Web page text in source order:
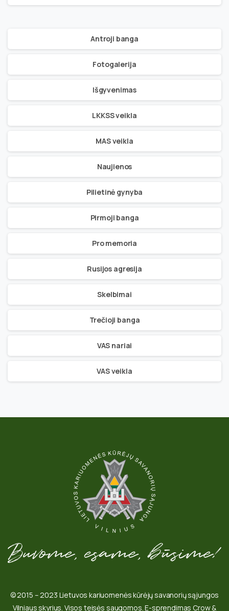
Antroji banga
Fotogalerija
Išgyvenimas
LKKSS veikla
MAS veikla
Naujienos
Pilietinė gynyba
Pirmoji banga
Pro memoria
Rusijos agresija
Skelbimai
Trečioji banga
VAS nariai
VAS veikla
© 2015 – 2023 Lietuvos kariuomenės kūrėjų savanorių sąjungos
Vilniaus skyrius. Visos teisės saugomos. E-sprendimas Crow &